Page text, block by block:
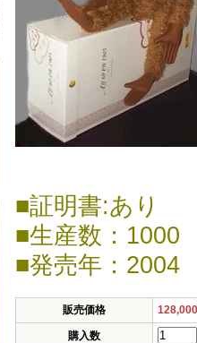
■証明書:あり
■生産数：1000
■発売年：2004
販売価格
購入数